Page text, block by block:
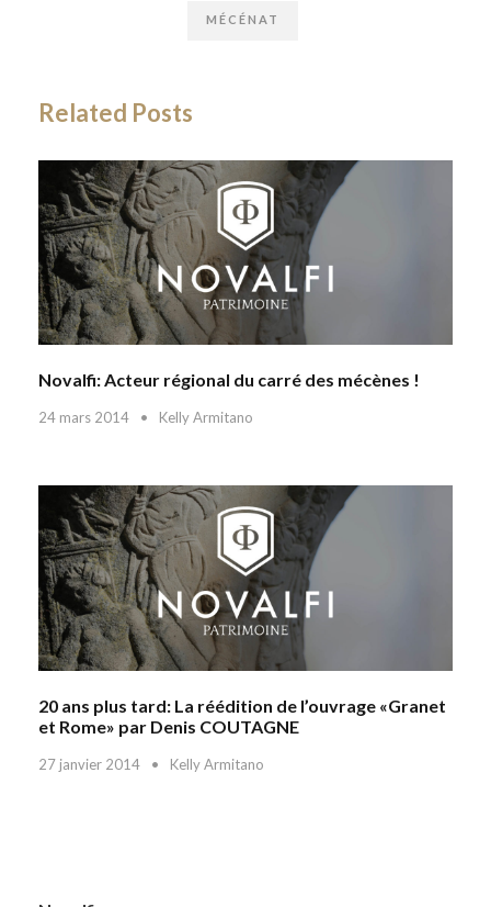
MÉCÉNAT
Related Posts
Novalfi: Acteur régional du carré des mécènes !
24 mars 2014 • Kelly Armitano
20 ans plus tard: La réédition de l’ouvrage «Granet
et Rome» par Denis COUTAGNE
27 janvier 2014 • Kelly Armitano